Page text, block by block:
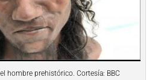
hombre prehistórico. Cortesía: BBC